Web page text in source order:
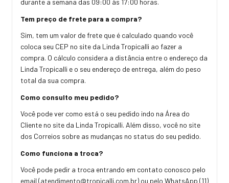
durante a semana das 09:00 às 17:00 horas.
Tem preço de frete para a compra?
Sim, tem um valor de frete que é calculado quando você
coloca seu CEP no site da Linda Tropicalli ao fazer a
compra. O cálculo considera a distância entre o endereço da
Linda Tropicalli e o seu endereço de entrega, além do peso
total da sua compra.
Como consulto meu pedido?
Você pode ver como está o seu pedido indo na Área do
Cliente no site da Linda Tropicalli. Além disso, você no site
dos Correios sobre as mudanças no status do seu pedido.
Como funciona a troca?
Você pode pedir a troca entrando em contato conosco pelo
email (atendimento@tropicalli.com.br) ou pelo WhatsApp (11)